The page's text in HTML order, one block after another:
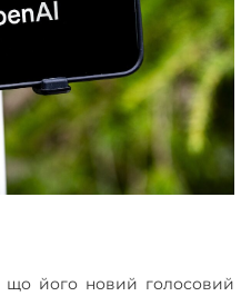
що його новий голосовий